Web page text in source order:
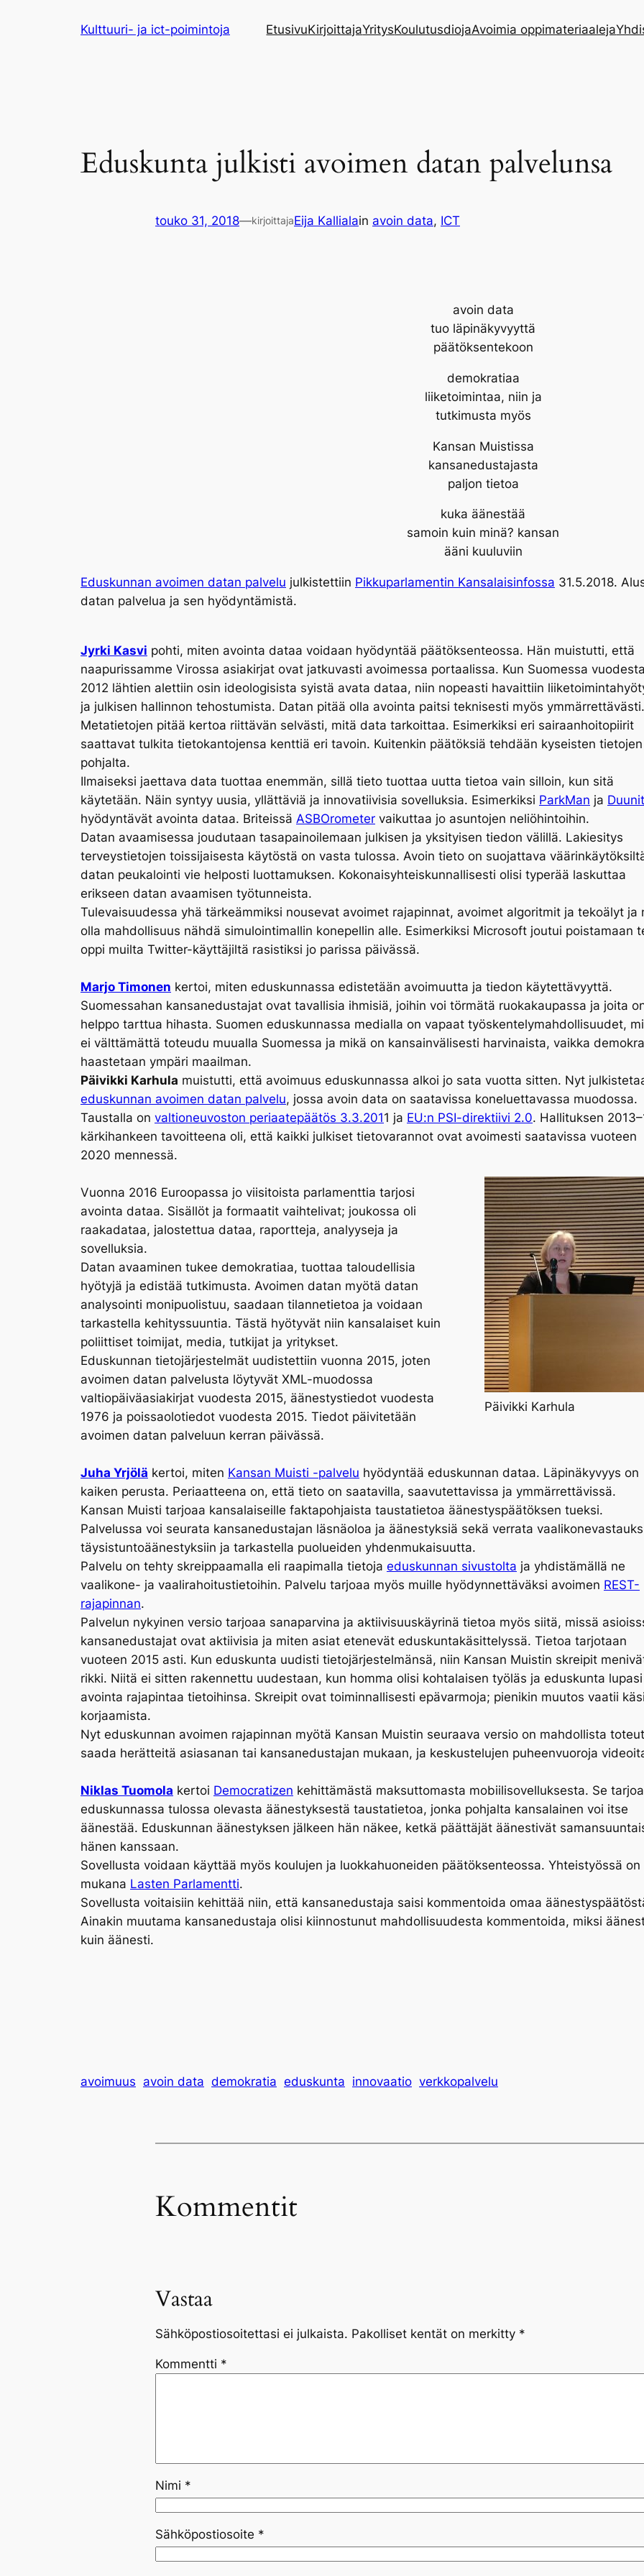
Kulttuuri- ja ict-poimintoja EtusivuKirjoittajaYritysKoulutusdiojaAvoimia oppimateriaaleja
Eduskunta julkisti avoimen datan palvelunsa
touko 31, 2018—kirjoittajaEija Kallialain avoin data, ICT
avoin data
tuo läpinäkyvyyttä
päätöksentekoon
demokratiaa
liiketoimintaa, niin ja
tutkimusta myös
Kansan Muistissa
kansanedustajasta
paljon tietoa
kuka äänestää
samoin kuin minä? kansan
ääni kuuluviin
Eduskunnan avoimen datan palvelu julkistettiin Pikkuparlamentin Kansalaisinfossa 31.5.2018.
datan palvelua ja sen hyödyntämistä.
Jyrki Kasvi pohti, miten avointa dataa voidaan hyödyntää päätöksenteossa. Hän muistutti, että
naapurissamme Virossa asiakirjat ovat jatkuvasti avoimessa portaalissa. Kun Suomessa
2012 lähtien alettiin osin ideologisista syistä avata dataa, niin nopeasti havaittiin
ja julkisen hallinnon tehostumista. Datan pitää olla avointa paitsi teknisesti myös ymmärrettävästi.
Metatietojen pitää kertoa riittävän selvästi, mitä data tarkoittaa. Esimerkiksi eri sairaanhoitopiirit
saattavat tulkita tietokantojensa kenttiä eri tavoin. Kuitenkin päätöksiä tehdään kyseisten tietojen
pohjalta.
Ilmaiseksi jaettava data tuottaa enemmän, sillä tieto tuottaa uutta tietoa vain silloin, kun sitä
käytetään. Näin syntyy uusia, yllättäviä ja innovatiivisia sovelluksia. Esimerkiksi ParkMan ja
hyödyntävät avointa dataa. Briteissä ASBOrometer vaikuttaa jo asuntojen neliöhintoihin.
Datan avaamisessa joudutaan tasapainoilemaan julkisen ja yksityisen tiedon välillä. Lakiesitys
terveystietojen toissijaisesta käytöstä on vasta tulossa. Avoin tieto on suojattava
datan peukalointi vie helposti luottamuksen. Kokonaisyhteiskunnallisesti olisi typerää laskuttaa
erikseen datan avaamisen työtunneista.
Tulevaisuudessa yhä tärkeämmiksi nousevat avoimet rajapinnat, avoimet algoritmit ja tekoälyt
olla mahdollisuus nähdä simulointimallin konepellin alle. Esimerkiksi Microsoft joutui poistamaan
oppi muilta Twitter-käyttäjiltä rasistiksi jo parissa päivässä.
Marjo Timonen kertoi, miten eduskunnassa edistetään avoimuutta ja tiedon käytettävyyttä.
Suomessahan kansanedustajat ovat tavallisia ihmisiä, joihin voi törmätä ruokakaupassa ja joita
helppo tarttua hihasta. Suomen eduskunnassa medialla on vapaat työskentelymahdollisuudet,
ei välttämättä toteudu muualla Suomessa ja mikä on kansainvälisesti harvinaista, vaikka
haastetaan ympäri maailman.
Päivikki Karhula muistutti, että avoimuus eduskunnassa alkoi jo sata vuotta sitten. Nyt
eduskunnan avoimen datan palvelu, jossa avoin data on saatavissa koneluettavassa muodossa.
Taustalla on valtioneuvoston periaatepäätös 3.3.2011 ja EU:n PSI-direktiivi 2.0. Hallituksen
kärkihankeen tavoitteena oli, että kaikki julkiset tietovarannot ovat avoimesti saatavissa vuoteen
2020 mennessä.
Päivikki Karhula
Vuonna 2016 Euroopassa jo viisitoista parlamenttia tarjosi
avointa dataa. Sisällöt ja formaatit vaihtelivat; joukossa oli
raakadataa, jalostettua dataa, raportteja, analyyseja ja
sovelluksia.
Datan avaaminen tukee demokratiaa, tuottaa taloudellisia
hyötyjä ja edistää tutkimusta. Avoimen datan myötä datan
analysointi monipuolistuu, saadaan tilannetietoa ja voidaan
tarkastella kehityssuuntia. Tästä hyötyvät niin kansalaiset kuin
poliittiset toimijat, media, tutkijat ja yritykset.
Eduskunnan tietojärjestelmät uudistettiin vuonna 2015, joten
avoimen datan palvelusta löytyvät XML-muodossa
valtiopäiväasiakirjat vuodesta 2015, äänestystiedot vuodesta
1976 ja poissaolotiedot vuodesta 2015. Tiedot päivitetään
avoimen datan palveluun kerran päivässä.
Juha Yrjölä kertoi, miten Kansan Muisti -palvelu hyödyntää eduskunnan dataa. Läpinäkyvyys on
kaiken perusta. Periaatteena on, että tieto on saatavilla, saavutettavissa ja ymmärrettävissä.
Kansan Muisti tarjoaa kansalaiseille faktapohjaista taustatietoa äänestyspäätöksen tueksi.
Palvelussa voi seurata kansanedustajan läsnäoloa ja äänestyksiä sekä verrata
täysistuntoäänestyksiin ja tarkastella puolueiden yhdenmukaisuutta.
Palvelu on tehty skreippaamalla eli raapimalla tietoja eduskunnan sivustolta ja yhdistämällä ne
vaalikone- ja vaalirahoitustietoihin. Palvelu tarjoaa myös muille hyödynnettäväksi avoimen REST-
rajapinnan.
Palvelun nykyinen versio tarjoaa sanaparvina ja aktiivisuuskäyrinä tietoa myös siitä, missä
kansanedustajat ovat aktiivisia ja miten asiat etenevät eduskuntakäsittelyssä. Tietoa tarjotaan
vuoteen 2015 asti. Kun eduskunta uudisti tietojärjestelmänsä, niin Kansan Muistin skreipit
rikki. Niitä ei sitten rakennettu uudestaan, kun homma olisi kohtalaisen työläs ja eduskunta lupasi
avointa rajapintaa tietoihinsa. Skreipit ovat toiminnallisesti epävarmoja; pienikin muutos vaatii
korjaamista.
Nyt eduskunnan avoimen rajapinnan myötä Kansan Muistin seuraava versio on mahdollista
saada herätteitä asiasanan tai kansanedustajan mukaan, ja keskustelujen puheenvuoroja
Niklas Tuomola kertoi Democratizen kehittämästä maksuttomasta mobiilisovelluksesta. Se
eduskunnassa tulossa olevasta äänestyksestä taustatietoa, jonka pohjalta kansalainen voi itse
äänestää. Eduskunnan äänestyksen jälkeen hän näkee, ketkä päättäjät äänestivät
hänen kanssaan.
Sovellusta voidaan käyttää myös koulujen ja luokkahuoneiden päätöksenteossa. Yhteistyössä on
mukana Lasten Parlamentti.
Sovellusta voitaisiin kehittää niin, että kansanedustaja saisi kommentoida omaa
Ainakin muutama kansanedustaja olisi kiinnostunut mahdollisuudesta kommentoida, miksi
kuin äänesti.
avoimuus avoin data demokratia eduskunta innovaatio verkkopalvelu
Kommentit
Vastaa
Sähköpostiosoitettasi ei julkaista. Pakolliset kentät on merkitty *
Kommentti *
Nimi *
Sähköpostiosoite *